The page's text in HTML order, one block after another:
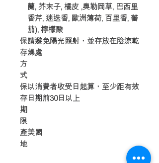
蘭, 芥末子, 橘皮 ,奧勒岡草, 巴西里
香芹, 迷迭香, 歐洲薄荷, 百里香, 蕃
茄), 檸檬酸
保
存
方
式
請避免陽光照射，並存放在陰涼乾
燥處
保
存
期
限
以消費者收受日起算，至少距有效
日期前30日以上
產
地
美國